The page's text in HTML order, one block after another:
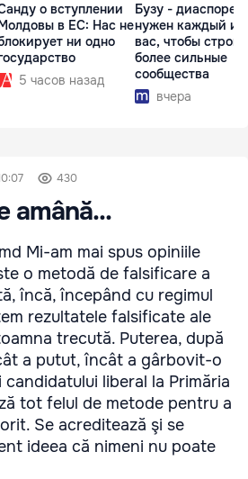
о вступлении
в ЕС: Нас не
ни одно
5 часов назад
Бузу - диаспоре:
нужен каждый из
вас, чтобы
более сильные
сообщества
вчера
430
amână...
Mi-am mai spus opiniile
o metodă de falsificare a
încă, începând cu regimul
rezultatele falsificate ale
trecută. Puterea, după
a putut, încât a gârbovit-o
candidatului liberal la Primăria
tot felul de metode pentru a
Se acreditează şi se
ideea că nimeni nu poate